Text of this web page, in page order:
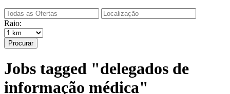
Raio:
Procurar
Jobs tagged "delegados de
informação médica"